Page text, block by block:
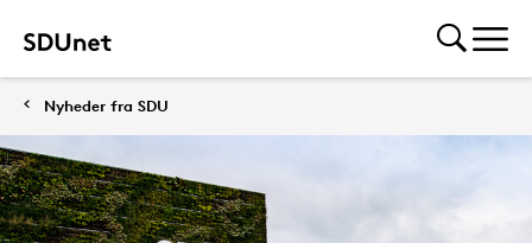
Nyheder fra SDU